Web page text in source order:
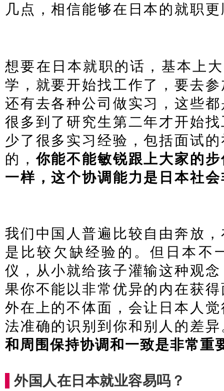
几点，相信能够在日本的就职
想要在日本就职的话，基本上
学，就要开始找工作了，要去
还有去各种公司做实习，这些
很多到了研究生第二年才开始
少了很多实习经验，包括面试
的，你能不能敏锐跟上大家的
一样，这个协调能力是日本社
我们中国人普遍比较自由奔放
是比较欠缺经验的。但日本不
仪，从小就给孩子灌输这种观
果你不能以非常优异的内在获
外在上的不体面，会让日本人
法准确的识别到你和别人的差
和周围保持协调和一致是非常重
外国人在日本就业容易吗？